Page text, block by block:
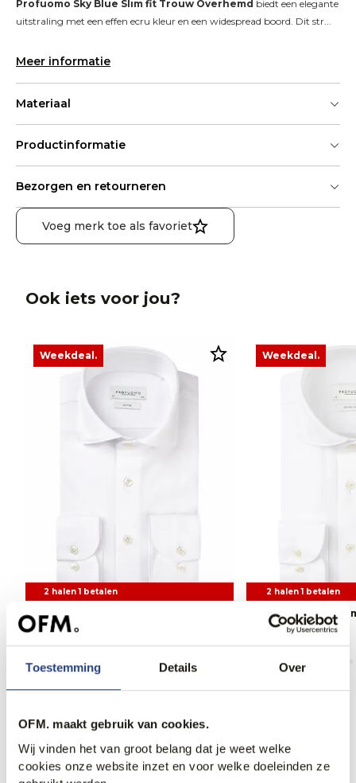
Toestemming Details Over
OFM. maakt gebruik van cookies.
Wij vinden het van groot belang dat je weet welke
cookies onze website inzet en voor welke doeleinden ze
Profuomo Sky Blue Slim fit Trouw Overhemd biedt een elegante
uitstraling met een effen ecru kleur en een widespread boord. Dit str...
Meer informatie
Materiaal
Productinformatie
Bezorgen en retourneren
Voeg merk toe als favoriet
Ook iets voor jou?
Weekdeal.
2 halen 1 betalen
Profuomo Overhemd LM
99,95
Weekdeal.
2 halen 1 betalen
Profuomo
89,95
Anderen bekeken ook